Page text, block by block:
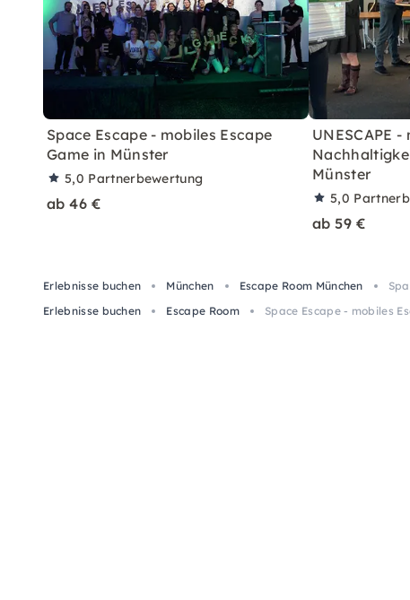
Space Escape - mobiles Escape
Game in Münster
5,0 Partnerbewertung
ab 46 €
UNESCAPE -
Münster
5,0
ab 59 €
Erlebnisse buchen München Escape Room München
Erlebnisse buchen
Escape Room Space Escape - mobiles